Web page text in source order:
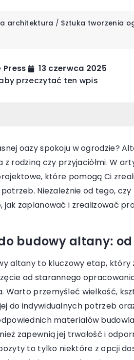
architektura / Sztuka tworzenia
Press
13 czerwca 2025
przeczytać ten wpis
oazy spokoju w ogrodzie?
rodziną czy przyjaciółmi. W
które pomogą Ci
Niezależnie od tego,
jak zaplanować i zrealizować
budowy altany:
altany to kluczowy etap, który
od starannego
Warto przemyśleć wielkość,
do indywidualnych potrzeb
materiałów
zapewnią jej trwałość i
to tylko niektóre z opcji
kwietnia 2026
warto wybierać
do prania?
dlaczego warto zainwestować
i jak wpływają na
oraz ochronę tkanin.